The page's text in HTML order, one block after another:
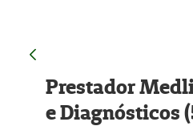
Prestador
e Diagnósticos